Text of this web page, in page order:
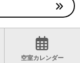
空室カレンダー